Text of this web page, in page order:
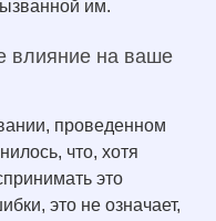
им.
влияние на ваше
проведенном
что, хотя
это
это не означает,